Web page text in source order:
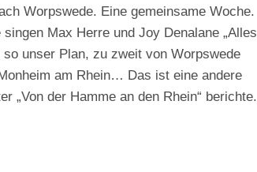
Worpswede. Eine gemeinsame Woche.
Max Herre und Joy Denalane „Alles
so unser Plan, zu zweit von Worpswede
am Rhein… Das ist eine andere
„Von der Hamme an den Rhein“ berichte.